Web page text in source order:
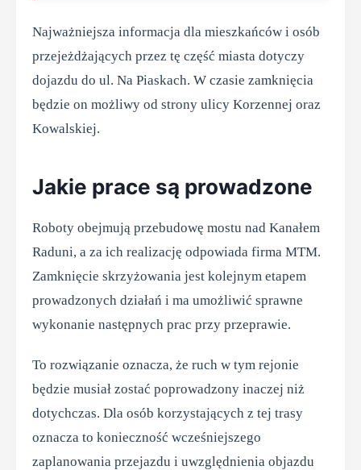
Najważniejsza informacja dla mieszkańców i osób
przejeżdżających przez tę część miasta dotyczy
dojazdu do ul. Na Piaskach. W czasie zamknięcia
będzie on możliwy od strony ulicy Korzennej oraz
Kowalskiej.
Jakie prace są prowadzone
Roboty obejmują przebudowę mostu nad Kanałem
Raduni, a za ich realizację odpowiada firma MTM.
Zamknięcie skrzyżowania jest kolejnym etapem
prowadzonych działań i ma umożliwić sprawne
wykonanie następnych prac przy przeprawie.
To rozwiązanie oznacza, że ruch w tym rejonie
będzie musiał zostać poprowadzony inaczej niż
dotychczas. Dla osób korzystających z tej trasy
oznacza to konieczność wcześniejszego
zaplanowania przejazdu i uwzględnienia objazdu